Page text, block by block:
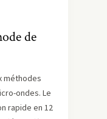
de
méthodes
ondes. Le
rapide en 12